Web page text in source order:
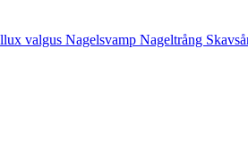
valgus Nagelsvamp Nageltrång